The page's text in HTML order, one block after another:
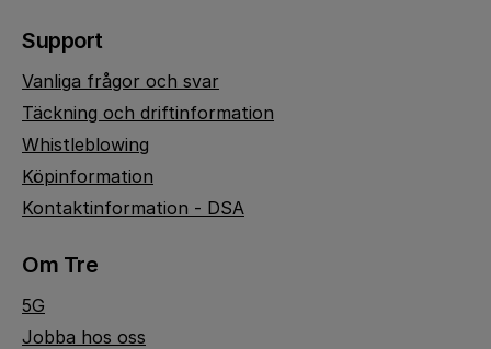
Support
Vanliga frågor och svar
Täckning och driftinformation
Whistleblowing
Köpinformation
Kontaktinformation - DSA
Om Tre
5G
Jobba hos oss